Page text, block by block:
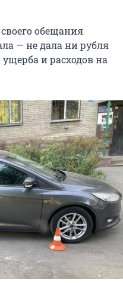
обещания
— не дала ни рубля
и расходов на